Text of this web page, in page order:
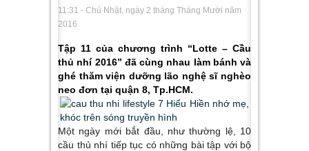
11:31 - Chủ Nhật, ngày 2 tháng Tháng Mười năm
2016
Tập 11 của chương trình “Lotte – Cầu
thủ nhí 2016” đã cùng nhau làm bánh và
ghé thăm viện dưỡng lão nghệ sĩ nghèo
neo đơn tại quận 8, Tp.HCM.
Một ngày mới bắt đầu, như thường lệ, 10
cầu thủ nhí tiếp tục có những bài tập với bộ